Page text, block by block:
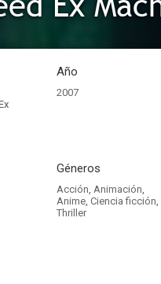
Año
2007
Géneros
Acción, Animación,
Anime, Ciencia ficción,
Thriller